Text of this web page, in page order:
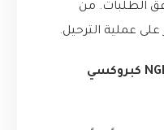
الطلبات. من
عملية الترحيل.
مثال عملي (باستخدام NGINX كبروكسي